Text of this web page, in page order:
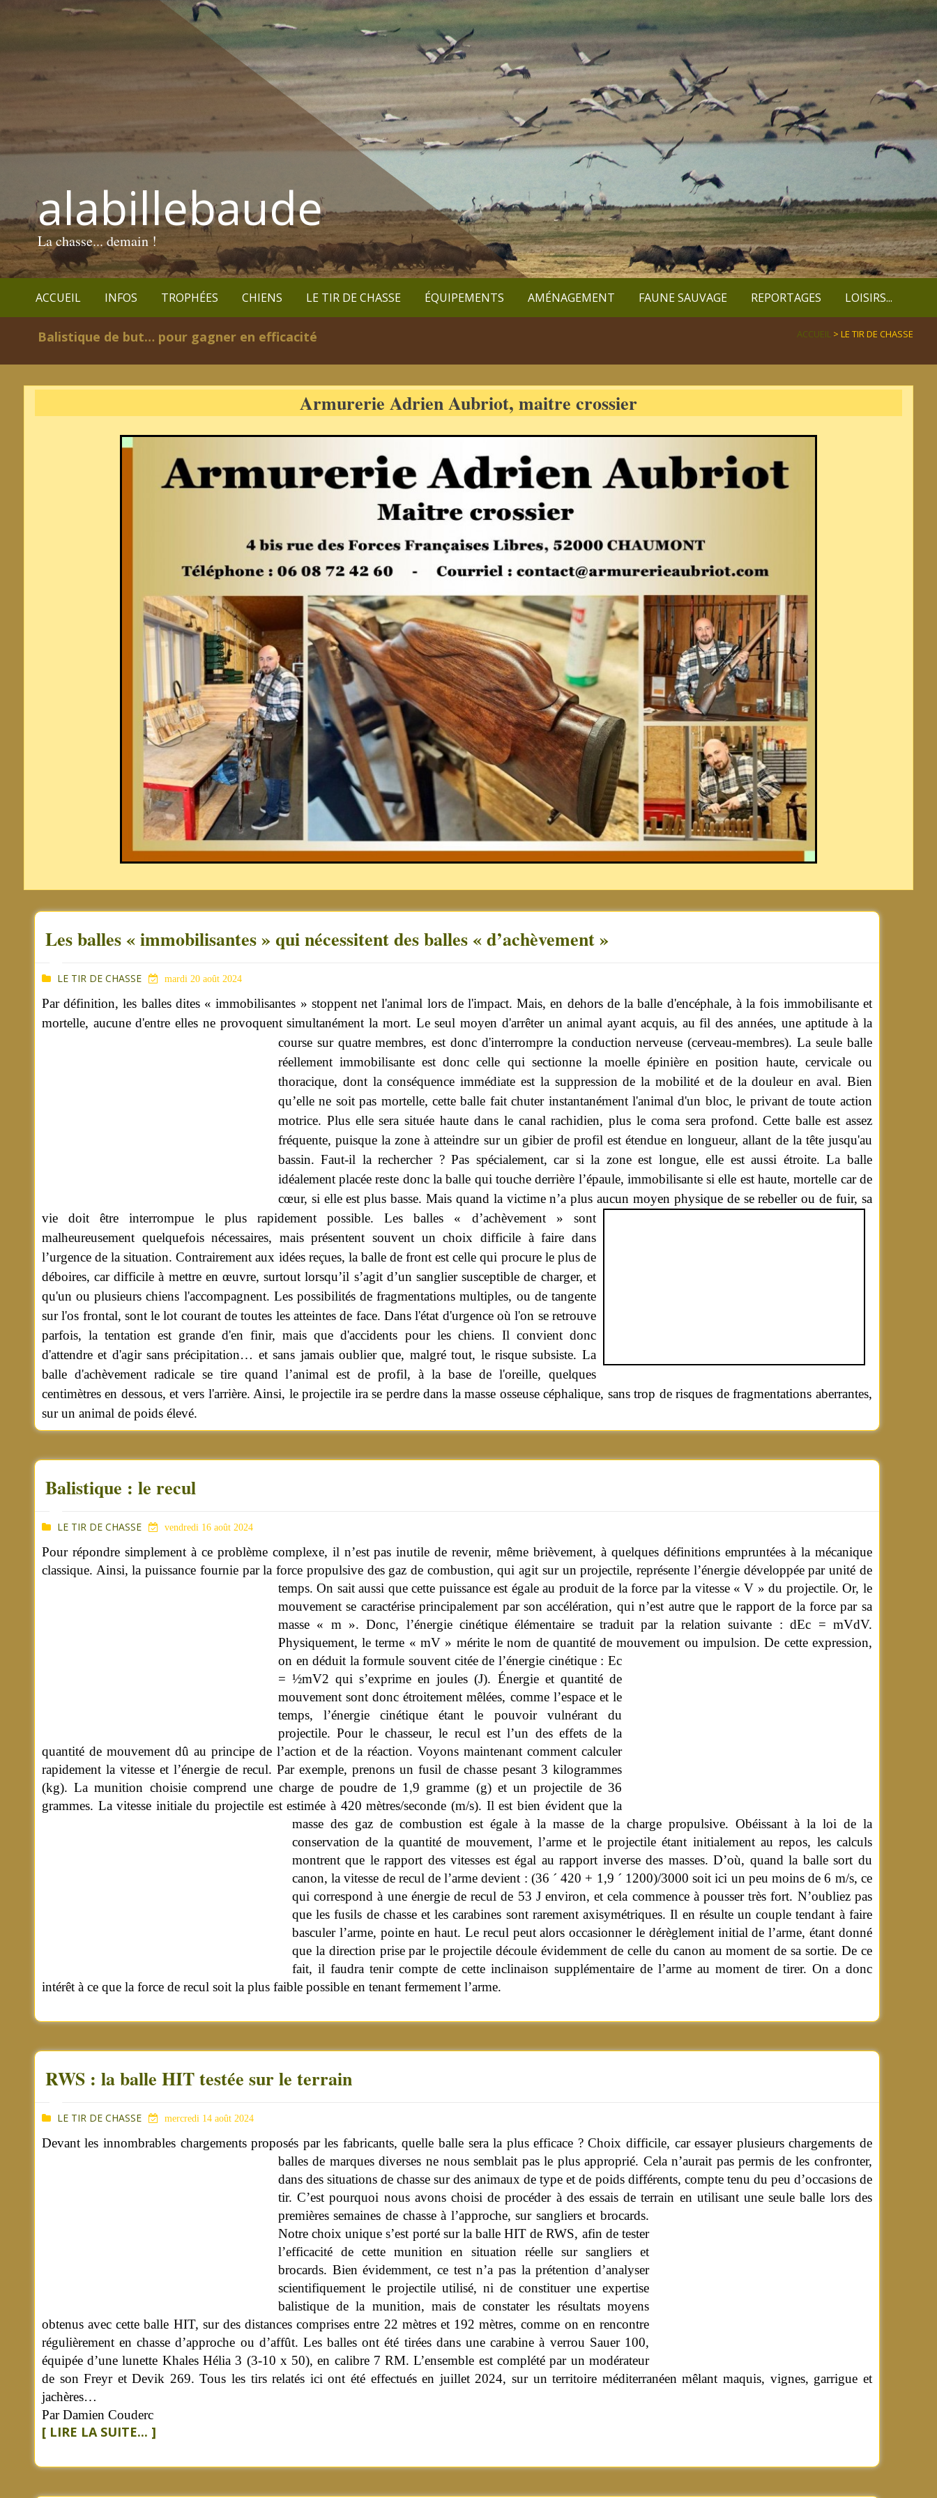
alabillebaude
La chasse... demain !
ACCUEIL INFOS TROPHÉES CHIENS LE TIR DE CHASSE ÉQUIPEMENTS AMÉNAGEMENT FAUNE SAUVAGE REPORTAGES LOISIRS...
Balistique de but… pour gagner en efficacité ACCUEIL > LE TIR DE CHASSE
Armurerie Adrien Aubriot, maitre crossier
Les balles « immobilisantes » qui nécessitent des balles « d’achèvement »
LE TIR DE CHASSE mardi 20 août 2024
Par définition, les balles dites « immobilisantes » stoppent net l'animal lors de l'impact. Mais, en dehors de la balle d'encéphale, à la fois immobilisante et
mortelle, aucune d'entre elles ne provoquent simultanément la mort. Le seul moyen d'arrêter un animal ayant acquis, au fil des années, une aptitude à la
course sur quatre membres, est donc d'interrompre la conduction nerveuse (cerveau-membres).La seule balle
réellement immobilisante est donc celle qui sectionne la moelle épinière en position haute, cervicale ou
thoracique, dont la conséquence immédiate est la suppression de la mobilité et de la douleur en aval. Bien
qu’elle ne soit pas mortelle, cette balle fait chuter instantanément l'animal d'un bloc, le privant de toute action
motrice. Plus elle sera située haute dans le canal rachidien, plus le coma sera profond. Cette balle est assez
fréquente, puisque la zone à atteindre sur un gibier de profil est étendue en longueur, allant de la tête jusqu'au
bassin. Faut-il la rechercher ? Pas spécialement, car si la zone est longue, elle est aussi étroite. La balle
idéalement placée reste donc la balle qui touche derrière l’épaule, immobilisante si elle est haute, mortelle car de
cœur, si elle est plus basse. Mais quand la victime n’a plus aucun moyen physique de se rebeller ou de fuir, sa
vie doit être interrompue le plus rapidement possible.Les balles « d’achèvement » sont
malheureusement quelquefois nécessaires, mais présentent souvent un choix difficile à faire dans
l’urgence de la situation. Contrairement aux idées reçues, la balle de front est celle qui procure le plus de
déboires, car difficile à mettre en œuvre, surtout lorsqu’il s’agit d’un sanglier susceptible de charger, et
qu'un ou plusieurs chiens l'accompagnent. Les possibilités de fragmentations multiples, ou de tangente
sur l'os frontal, sont le lot courant de toutes les atteintes de face. Dans l'état d'urgence où l'on se retrouve
parfois, la tentation est grande d'en finir, mais que d'accidents pour les chiens. Il convient donc
d'attendre et d'agir sans précipitation… et sans jamais oublier que, malgré tout, le risque subsiste. La
balle d'achèvement radicale se tire quand l’animal est de profil, à la base de l'oreille, quelques
centimètres en dessous, et vers l'arrière. Ainsi, le projectile ira se perdre dans la masse osseuse céphalique, sans trop de risques de fragmentations aberrantes,
sur un animal de poids élevé.
Balistique : le recul
LE TIR DE CHASSE vendredi 16 août 2024
Pour répondre simplement à ce problème complexe, il n’est pas inutile de revenir, même brièvement, à quelques définitions empruntées à la mécanique
classique. Ainsi, la puissance fournie par la force propulsive des gaz de combustion, qui agit sur un projectile, représente l’énergie développée par unité de
temps. On sait aussi que cette puissance est égale au produit de la force par la vitesse « V » du projectile. Or, le
mouvement se caractérise principalement par son accélération, qui n’est autre que le rapport de la force par sa
masse « m ». Donc, l’énergie cinétique élémentaire se traduit par la relation suivante : dEc = mVdV.
Physiquement, le terme « mV » mérite le nom de quantité de mouvement ou impulsion.De cette expression,
on en déduit la formule souvent citée de l’énergie cinétique : Ec
= ½mV2 qui s’exprime en joules (J). Énergie et quantité de
mouvement sont donc étroitement mêlées, comme l’espace et le
temps, l’énergie cinétique étant le pouvoir vulnérant du
projectile. Pour le chasseur, le recul est l’un des effets de la
quantité de mouvement dû au principe de l’action et de la réaction. Voyons maintenant comment calculer
rapidement la vitesse et l’énergie de recul. Par exemple, prenons un fusil de chasse pesant 3 kilogrammes
(kg). La munition choisie comprend une charge de poudre de 1,9 gramme (g) et un projectile de 36
grammes. La vitesse initiale du projectile est estimée à 420 mètres/seconde (m/s). Il est bien évident que la
masse des gaz de combustion est égale à la masse de la charge propulsive. Obéissant à la loi de la
conservation de la quantité de mouvement, l’arme et le projectile étant initialement au repos, les calculs
montrent que le rapport des vitesses est égal au rapport inverse des masses. D’où, quand la balle sort du
canon, la vitesse de recul de l’arme devient : (36 ´420 + 1,9 ´1200)/3000 soit ici un peu moins de 6 m/s, ce
qui correspond à une énergie de recul de 53 J environ, et cela commence à pousser très fort. N’oubliez pas
que les fusils de chasse et les carabines sont rarement axisymétriques. Il en résulte un couple tendant à faire
basculer l’arme, pointe en haut. Le recul peut alors occasionner le dérèglement initial de l’arme, étant donné
que la direction prise par le projectile découle évidemment de celle du canon au moment de sa sortie. De ce
fait, il faudra tenir compte de cette inclinaison supplémentaire de l’arme au moment de tirer. On a donc
intérêt à ce que la force de recul soit la plus faible possible en tenant fermement l’arme.
RWS : la balle HIT testée sur le terrain
LE TIR DE CHASSE mercredi 14 août 2024
Devant les innombrables chargements proposés par les fabricants, quelle balle sera la plus efficace ? Choix difficile, car essayer plusieurs chargements de
balles de marques diverses ne nous semblait pas le plus approprié. Cela n’aurait pas permis de les confronter,
dans des situations de chasse sur des animaux de type et de poids différents, compte tenu du peu d’occasions de
tir. C’est pourquoi nous avons choisi de procéder à des essais de terrain en utilisant une seule balle lors des
premières semaines de chasse à l’approche, sur sangliers et brocards.
Notre choix unique s’est porté sur la balle HIT de RWS, afin de tester
l’efficacité de cette munition en situation réelle sur sangliers et
brocards. Bien évidemment, ce test n’a pas la prétention d’analyser
scientifiquement le projectile utilisé, ni de constituer une expertise
balistique de la munition, mais de constater les résultats moyens
obtenus avec cette balle HIT, sur des distances comprises entre 22 mètres et 192 mètres, comme on en rencontre
régulièrement en chasse d’approche ou d’affût. Les balles ont été tirées dans une carabine à verrou Sauer 100,
équipée d’une lunette Khales Hélia 3 (3-10 x 50), en calibre 7 RM. L’ensemble est complété par un modérateur
de son Freyr et Devik 269. Tous les tirs relatés ici ont été effectués en juillet 2024, sur un territoire méditerranéen mêlant maquis, vignes, garrigue et
jachères…
Par Damien Couderc
[ LIRE LA SUITE... ]